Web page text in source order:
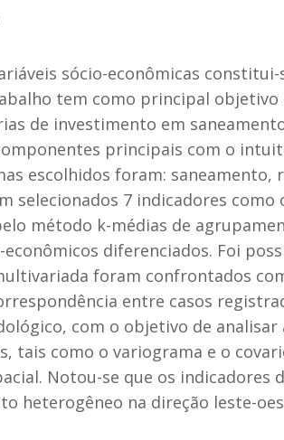
sócio-econômicas
tem como principal objetivo
de investimento em
principais com o
escolhidos foram:
selecionados 7 indicadores
método k-médias de
diferenciados. Foi
foram confrontados
entre casos
com o objetivo de
tais como o variograma e o
Notou-se que os
heterogêneo na direção leste-